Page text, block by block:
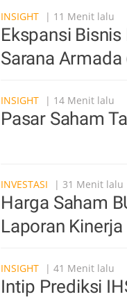
INSIGHT | 11 Menit lalu
Ekspansi
Sarana Armada
INSIGHT | 14 Menit lalu
Pasar Saham
INVESTASI | 31 Menit lalu
Harga Saham
Laporan
INSIGHT | 41 Menit lalu
Intip Prediksi